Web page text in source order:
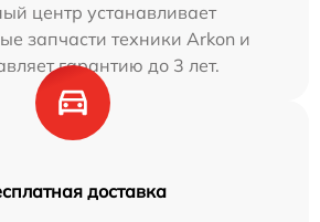
центр устанавливает
запчасти техники Arkon и
гарантию до 3 лет.
доставка